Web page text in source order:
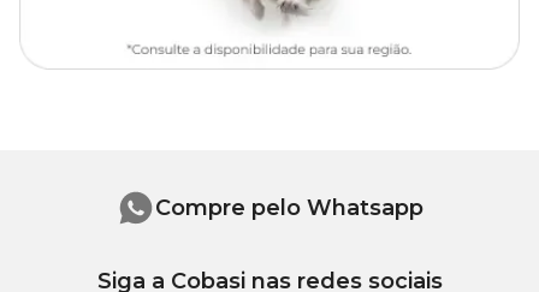
personalização, que pode ser em ambos os lados com uma
gravação facilmente legível e durável. As lojas que contam com o
Hamburguesa, São Paulo/SP;
Compre pelo Whatsapp
Siga a Cobasi nas redes sociais